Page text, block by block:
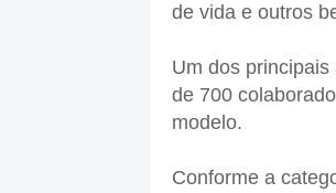
de vida e outros
Um dos
de 700
modelo.
Conforme a